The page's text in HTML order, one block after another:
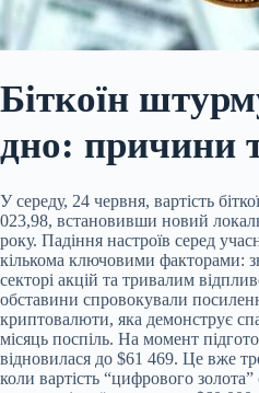
Біткоїн
дно: причини
У середу, 24 червня, вартість
023,98, встановивши новий
року. Падіння настроїв серед
кількома ключовими факторами:
секторі акцій та тривалим
обставини спровокували
криптовалюти, яка демонструє
місяць поспіль. На момент
відновилася до $61 469. Це вже
коли вартість “цифрового